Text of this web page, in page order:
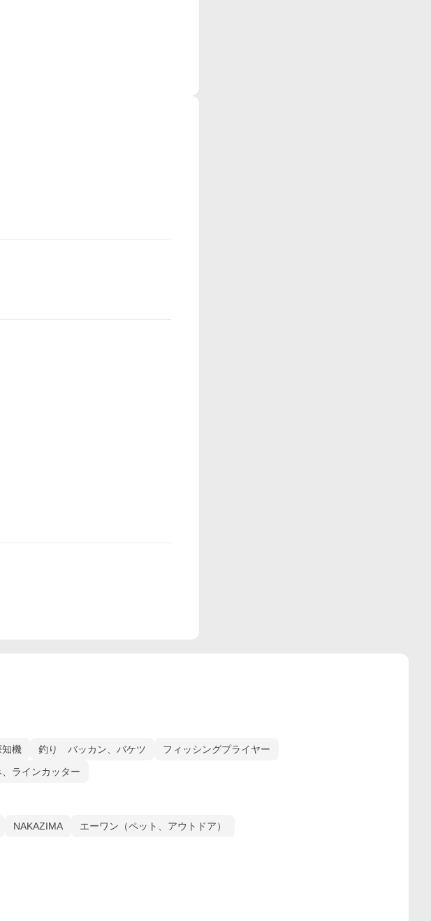
機 釣り バッカン、バケツ
フィッシングプライヤー
ラインカッター
NAKAZIMA エーワン（ペット、アウトドア）